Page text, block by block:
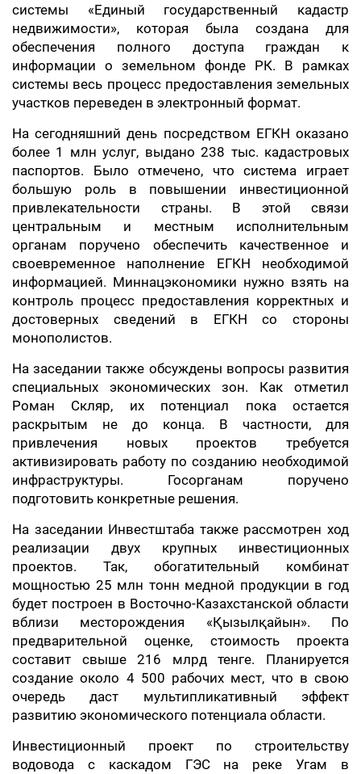
системы «Единый государственный кадастр
недвижимости», которая была создана для
обеспечения полного доступа граждан к
информации о земельном фонде РК. В рамках
системы весь процесс предоставления земельных
участков переведен в электронный формат.
На сегодняшний день посредством ЕГКН оказано
более 1 млн услуг, выдано 238 тыс. кадастровых
паспортов. Было отмечено, что система играет
большую роль в повышении инвестиционной
привлекательности страны. В этой связи
центральным и местным исполнительным
органам поручено обеспечить качественное и
своевременное наполнение ЕГКН необходимой
информацией. Миннацэкономики нужно взять на
контроль процесс предоставления корректных и
достоверных сведений в ЕГКН со стороны
монополистов.
На заседании также обсуждены вопросы развития
специальных экономических зон. Как отметил
Роман Скляр, их потенциал пока остается
раскрытым не до конца. В частности, для
привлечения новых проектов требуется
активизировать работу по созданию необходимой
инфраструктуры. Госорганам поручено
подготовить конкретные решения.
На заседании Инвестштаба также рассмотрен ход
реализации двух крупных инвестиционных
проектов. Так, обогатительный комбинат
мощностью 25 млн тонн медной продукции в год
будет построен в Восточно-Казахстанской области
вблизи месторождения «Қызылқайын». По
предварительной оценке, стоимость проекта
составит свыше 216 млрд тенге. Планируется
создание около 4 500 рабочих мест, что в свою
очередь даст мультипликативный эффект
развитию экономического потенциала области.
Инвестиционный проект по строительству
водовода с каскадом ГЭС на реке Угам в